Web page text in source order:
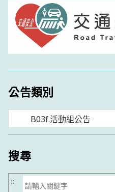
公告類別
類
搜尋
搜
:::